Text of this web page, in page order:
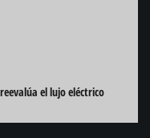
el lujo eléctrico